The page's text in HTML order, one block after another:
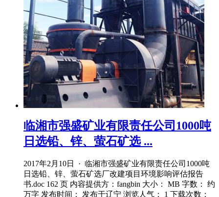
临湘市强盛矿业有限责任公司1000吨
日选铅、锌、萤石矿选 ...
2017年2月10日 · 临湘市强盛矿业有限责任公司1000吨
日选铅、锌、萤石矿选厂改建项目环境影响评估报告
书.doc 162 页 内容提供方：fangbin 大小： MB 字数： 约
万字 发布时间： 发布于辽宁 浏览人气： 1 下载次数：